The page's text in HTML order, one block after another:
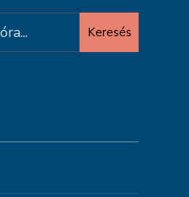
Keresés